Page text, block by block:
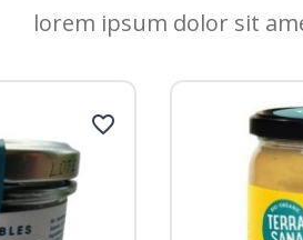
lorem ipsum dolor sit
favorite_border